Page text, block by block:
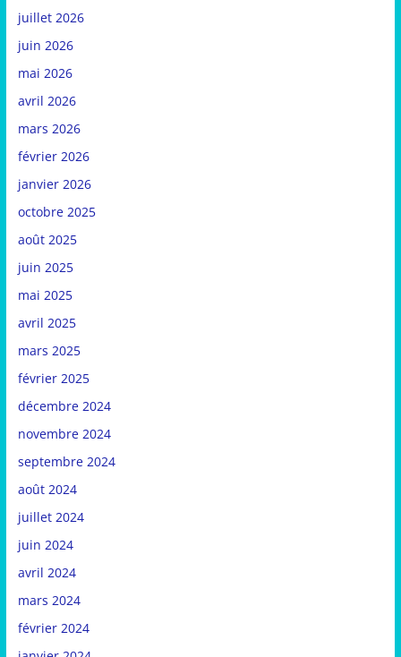
juillet 2026
juin 2026
mai 2026
avril 2026
mars 2026
février 2026
janvier 2026
octobre 2025
août 2025
juin 2025
mai 2025
avril 2025
mars 2025
février 2025
décembre 2024
novembre 2024
septembre 2024
août 2024
juillet 2024
juin 2024
avril 2024
mars 2024
février 2024